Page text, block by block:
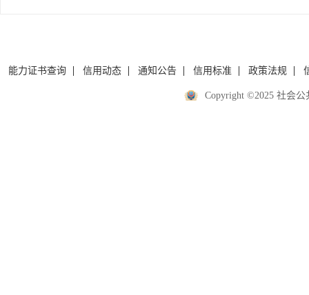
能力证书查询 信用动态 通知公告 信用标准 政策法规
Copyright ©2025 社会